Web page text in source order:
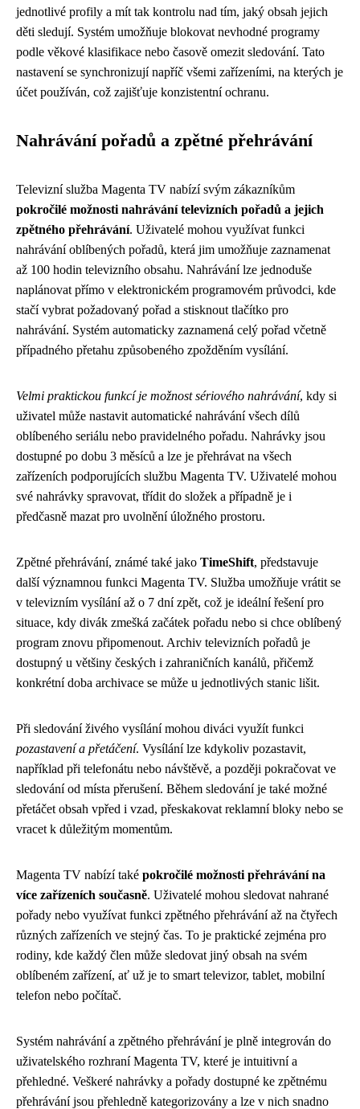
jednotlivé profily a mít tak kontrolu nad tím, jaký obsah jejich
děti sledují. Systém umožňuje blokovat nevhodné programy
podle věkové klasifikace nebo časově omezit sledování. Tato
nastavení se synchronizují napříč všemi zařízeními, na kterých je
účet používán, což zajišťuje konzistentní ochranu.
Nahrávání pořadů a zpětné přehrávání
Televizní služba Magenta TV nabízí svým zákazníkům
pokročilé možnosti nahrávání televizních pořadů a jejich
zpětného přehrávání. Uživatelé mohou využívat funkci
nahrávání oblíbených pořadů, která jim umožňuje zaznamenat
až 100 hodin televizního obsahu. Nahrávání lze jednoduše
naplánovat přímo v elektronickém programovém průvodci, kde
stačí vybrat požadovaný pořad a stisknout tlačítko pro
nahrávání. Systém automaticky zaznamená celý pořad včetně
případného přetahu způsobeného zpožděním vysílání.
Velmi praktickou funkcí je možnost sériového nahrávání, kdy si
uživatel může nastavit automatické nahrávání všech dílů
oblíbeného seriálu nebo pravidelného pořadu. Nahrávky jsou
dostupné po dobu 3 měsíců a lze je přehrávat na všech
zařízeních podporujících službu Magenta TV. Uživatelé mohou
své nahrávky spravovat, třídit do složek a případně je i
předčasně mazat pro uvolnění úložného prostoru.
Zpětné přehrávání, známé také jako TimeShift, představuje
další významnou funkci Magenta TV. Služba umožňuje vrátit se
v televizním vysílání až o 7 dní zpět, což je ideální řešení pro
situace, kdy divák zmešká začátek pořadu nebo si chce oblíbený
program znovu připomenout. Archiv televizních pořadů je
dostupný u většiny českých i zahraničních kanálů, přičemž
konkrétní doba archivace se může u jednotlivých stanic lišit.
Při sledování živého vysílání mohou diváci využít funkci
pozastavení a přetáčení. Vysílání lze kdykoliv pozastavit,
například při telefonátu nebo návštěvě, a později pokračovat ve
sledování od místa přerušení. Během sledování je také možné
přetáčet obsah vpřed i vzad, přeskakovat reklamní bloky nebo se
vracet k důležitým momentům.
Magenta TV nabízí také pokročilé možnosti přehrávání na
více zařízeních současně. Uživatelé mohou sledovat nahrané
pořady nebo využívat funkci zpětného přehrávání až na čtyřech
různých zařízeních ve stejný čas. To je praktické zejména pro
rodiny, kde každý člen může sledovat jiný obsah na svém
oblíbeném zařízení, ať už je to smart televizor, tablet, mobilní
telefon nebo počítač.
Systém nahrávání a zpětného přehrávání je plně integrován do
uživatelského rozhraní Magenta TV, které je intuitivní a
přehledné. Veškeré nahrávky a pořady dostupné ke zpětnému
přehrávání jsou přehledně kategorizovány a lze v nich snadno